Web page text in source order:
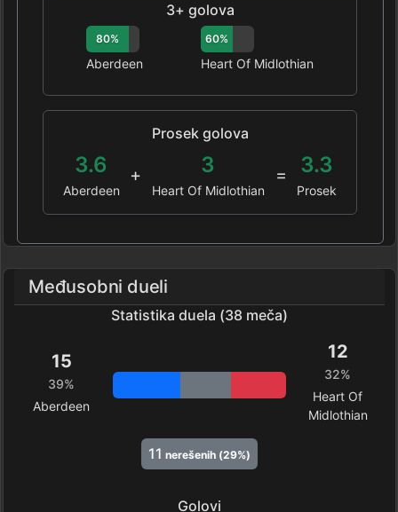
3+ golova
80%
Aberdeen
60%
Heart Of Midlothian
Prosek golova
3.6
Aberdeen
+ 3
Heart Of Midlothian
= 3.3
Prosek
Međusobni dueli
Statistika duela (38 meča)
15
39%
Aberdeen
12
32%
Heart Of
Midlothian
11 nerešenih (29%)
Golovi